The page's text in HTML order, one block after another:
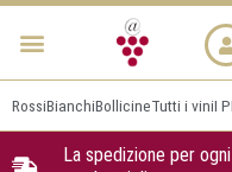
Vai
Menu
RossiBianchiBollicineTutti i viniI
La spedizione per